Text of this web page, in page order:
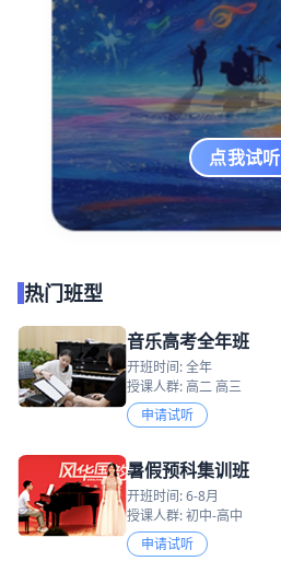
点我试听
热门班型
音乐高考全年班
开班时间: 全年
授课人群: 高二 高三
申请试听
暑假预科集训班
开班时间: 6-8月
授课人群: 初中-高中
申请试听